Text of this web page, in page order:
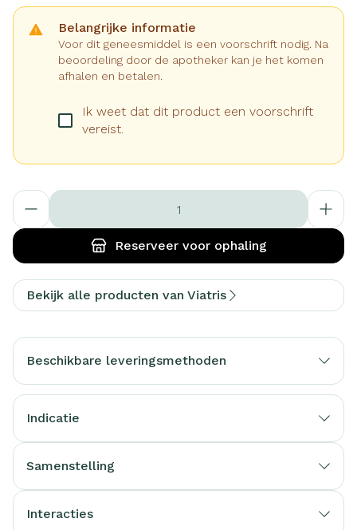
Belangrijke informatie
Voor dit geneesmiddel is een voorschrift nodig. Na
beoordeling door de apotheker kan je het komen
afhalen en betalen.
Ik weet dat dit product een voorschrift
vereist.
Aantal
Reserveervoor ophaling
Bekijk alle producten van Viatris
Beschikbare leveringsmethoden
Indicatie
Samenstelling
Interacties